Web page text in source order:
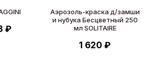
₽
Аэрозоль-краска д/замши
и нубука Бесцветный 250
мл SOLITAIRE
1 620 ₽